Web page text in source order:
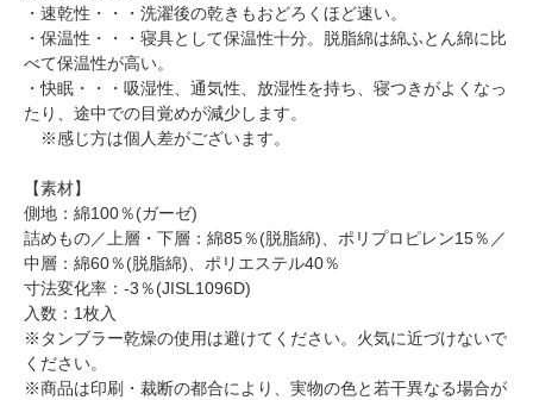
・速乾性・・・洗濯後の乾きもおどろくほど速い。
・保温性・・・寝具として保温性十分。脱脂綿は綿ふとん綿に比
べて保温性が高い。
・快眠・・・吸湿性、通気性、放湿性を持ち、寝つきがよくなっ
たり、途中での目覚めが減少します。
※感じ方は個人差がございます。
【素材】
側地：綿100％(ガーゼ)
詰めもの／上層・下層：綿85％(脱脂綿)、ポリプロピレン15％／
中層：綿60％(脱脂綿)、ポリエステル40％
寸法変化率：-3％(JISL1096D)
入数：1枚入
※タンブラー乾燥の使用は避けてください。火気に近づけないで
ください。
※商品は印刷・裁断の都合により、実物の色と若干異なる場合が